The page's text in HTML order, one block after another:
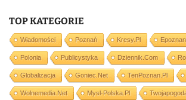
TOP KATEGORIE
Wiadomości Poznań Kresy.pl
Polonia Publicystyka Dziennik.com
Globalizacja Goniec.net TenPoznan.pl
Wolnemedia.net Mysl-Polska.pl